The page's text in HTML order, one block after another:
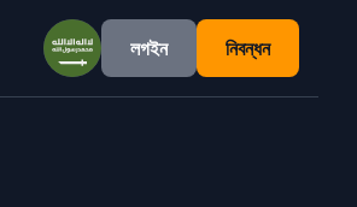
Saudi Arabia
লগইন নিবন্ধন